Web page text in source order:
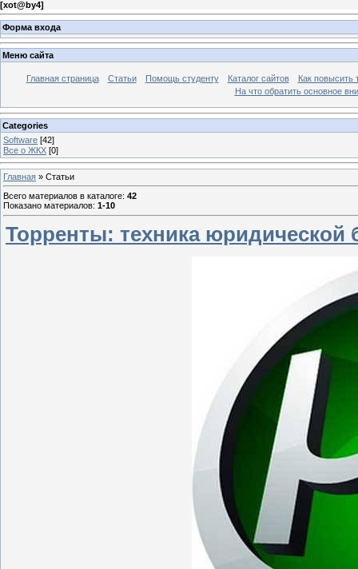
[xot@by4]
Форма входа
Меню сайта
Главная страница Статьи Помощь студенту Каталог сайтов
Как повысить
На что обратить основное
Categories
Software [42]
Все о ЖКХ [0]
Главная » Статьи
Всего материалов в каталоге: 42
Показано материалов: 1-10
Торренты: техника юридической